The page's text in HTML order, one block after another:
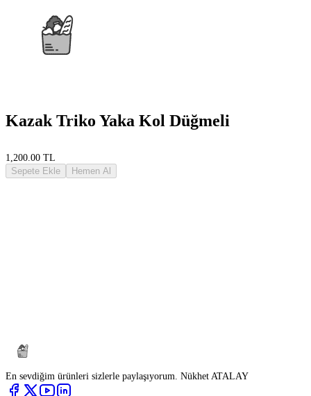
Kazak Triko Yaka Kol Düğmeli
1,200.00 TL
Sepete Ekle
Hemen Al
En sevdiğim ürünleri sizlerle paylaşıyorum. Nükhet ATALAY